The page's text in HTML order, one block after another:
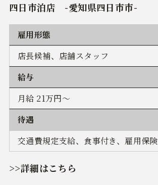
四日市泊店 -愛知県四日市市-
雇用形態
店長候補、店舗スタッフ
給与
月給 21万円～
待遇
交通費規定支給、食事付き、雇用保険
>>詳細はこちら